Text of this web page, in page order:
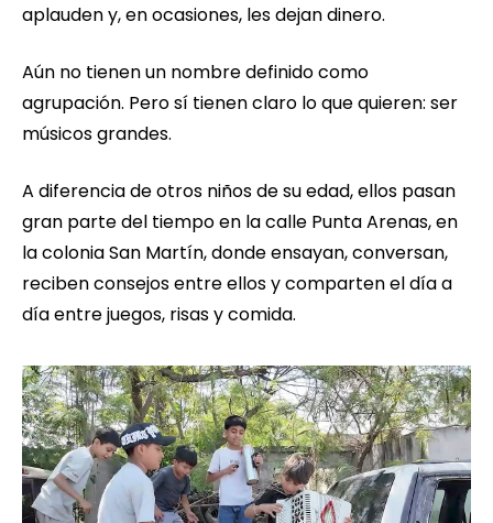
aplauden y, en ocasiones, les dejan dinero.
Aún no tienen un nombre definido como
agrupación. Pero sí tienen claro lo que quieren: ser
músicos grandes.
A diferencia de otros niños de su edad, ellos pasan
gran parte del tiempo en la calle Punta Arenas, en
la colonia San Martín, donde ensayan, conversan,
reciben consejos entre ellos y comparten el día a
día entre juegos, risas y comida.